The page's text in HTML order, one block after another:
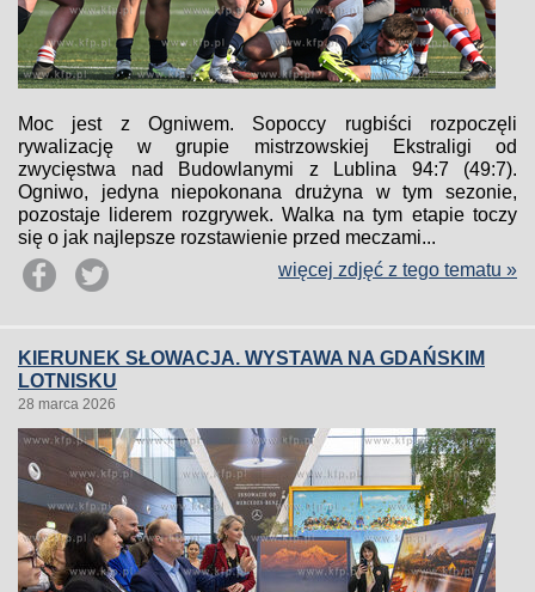
Moc jest z Ogniwem. Sopoccy rugbiści rozpoczęli
rywalizację w grupie mistrzowskiej Ekstraligi od
zwycięstwa nad Budowlanymi z Lublina 94:7 (49:7).
Ogniwo, jedyna niepokonana drużyna w tym sezonie,
pozostaje liderem rozgrywek. Walka na tym etapie toczy
się o jak najlepsze rozstawienie przed meczami...
więcej zdjęć z tego tematu »
KIERUNEK SŁOWACJA. WYSTAWA NA GDAŃSKIM
LOTNISKU
28 marca 2026